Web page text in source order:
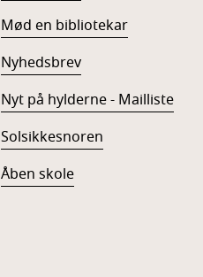
Mød en bibliotekar
Nyhedsbrev
Nyt på hylderne - Mailliste
Solsikkesnoren
Åben skole